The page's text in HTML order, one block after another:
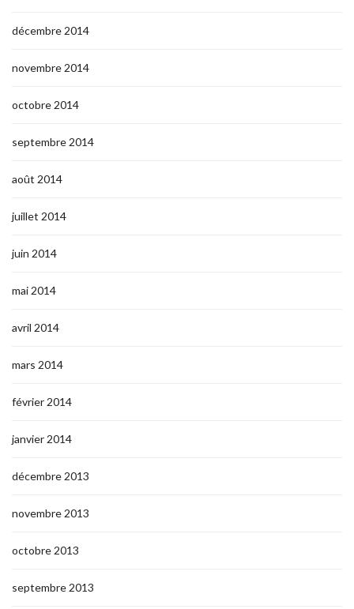
décembre 2014
novembre 2014
octobre 2014
septembre 2014
août 2014
juillet 2014
juin 2014
mai 2014
avril 2014
mars 2014
février 2014
janvier 2014
décembre 2013
novembre 2013
octobre 2013
septembre 2013